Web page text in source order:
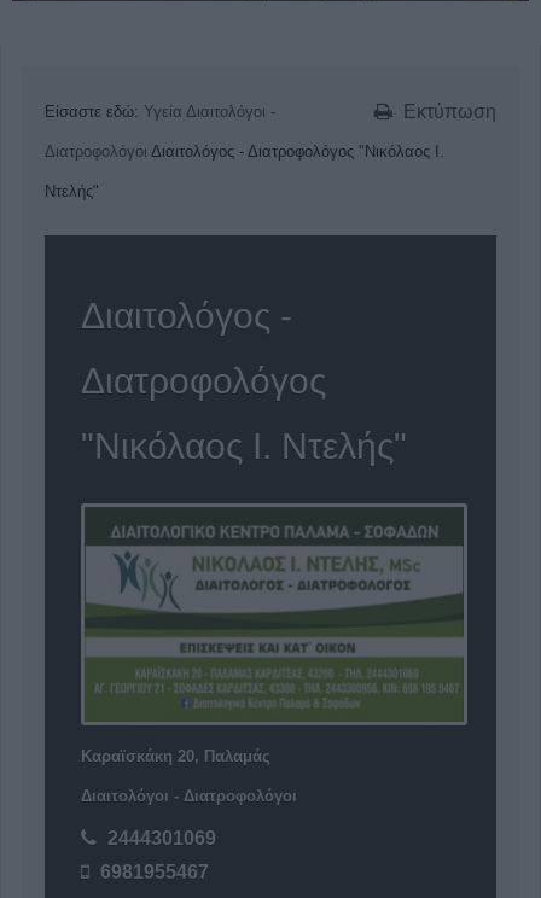
Εκτύπωση
Είσαστε εδώ: Υγεία Διαιτολόγοι -
Διατροφολόγοι Διαιτολόγος - Διατροφολόγος "Νικόλαος Ι.
Ντελής"
Διαιτολόγος -
Διατροφολόγος
"Νικόλαος Ι. Ντελής"
Καραϊσκάκη 20, Παλαμάς
Διαιτολόγοι - Διατροφολόγοι
2444301069
6981955467